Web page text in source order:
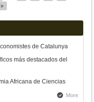
de Catalunya
más destacados del
Africana de Ciencias
More